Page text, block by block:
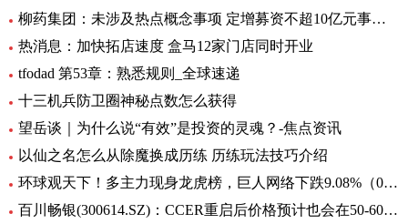
柳药集团：未涉及热点概念事项 定增募资不超10亿元事项目前处于审核阶段 环球速看
热消息：加快拓店速度 盒马12家门店同时开业
tfodad 第53章：熟悉规则_全球速递
十三机兵防卫圈神秘点数怎么获得
望岳谈｜为什么说“有效”是投资的灵魂？-焦点资讯
以仙之名怎么从除魔换成历练 历练玩法技巧介绍
环球观天下！多主力现身龙虎榜，巨人网络下跌9.08%（06-30）
百川畅银(300614.SZ)：CCER重启后价格预计也会在50-60元/吨左右